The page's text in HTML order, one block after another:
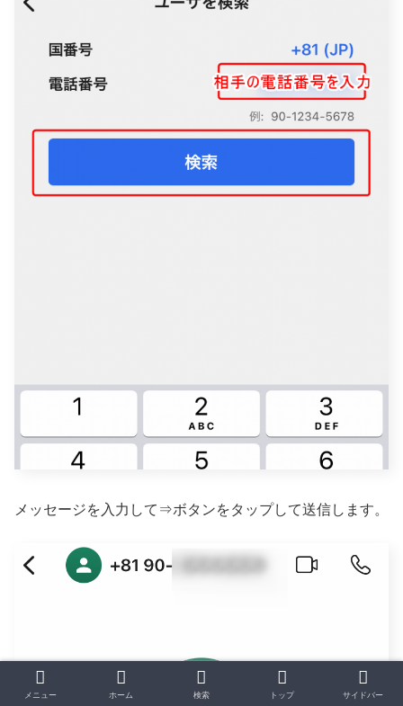
メッセージを入力して⇒ボタンをタップして送信します。
メニュー ホーム 検索 トップ サイドバー